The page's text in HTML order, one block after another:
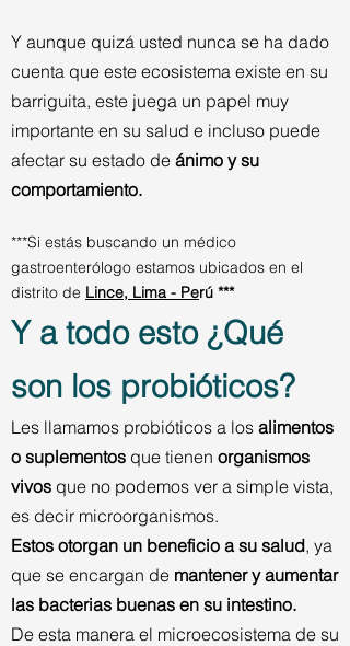
Y aunque quizá usted nunca se ha dado
cuenta que este ecosistema existe en su
barriguita, este juega un papel muy
importante en su salud e incluso puede
afectar su estado de ánimo y su
comportamiento.
***Si estás buscando un médico
gastroenterólogo estamos ubicados en el
distrito de Lince, Lima - Perú ***
Y a todo esto ¿Qué
son los probióticos?
Les llamamos probióticos a los alimentos
o suplementos que tienen organismos
vivos que no podemos ver a simple vista,
es decir microorganismos.
Estos otorgan un beneficio a su salud, ya
que se encargan de mantener y aumentar
las bacterias buenas en su intestino.
De esta manera el microecosistema de su